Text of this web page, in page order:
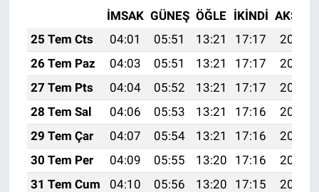
İMSAK GÜNEŞ ÖĞLE İKINDI AKŞAM
25 Tem Cts
04:01 05:51 13:21 17:17
20:41
26 Tem Paz
04:03 05:51 13:21 17:17
20:40
27 Tem Pts
04:04 05:52 13:21 17:17
20:39
28 Tem Sal
04:06 05:53 13:21 17:16
20:38
29 Tem Çar
04:07 05:54 13:21 17:16
20:37
30 Tem Per
04:09 05:55 13:20 17:16
20:36
31 Tem Cum
04:10 05:56 13:20 17:15
20:35